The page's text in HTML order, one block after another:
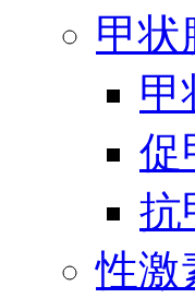
甲状
甲
促
抗
性激